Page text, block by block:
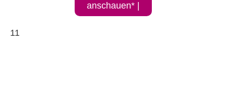
anschauen* |
11